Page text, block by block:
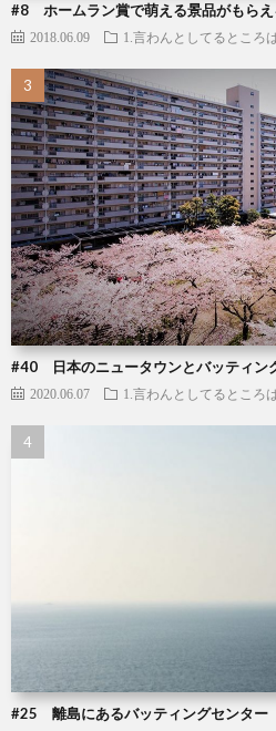
#8 ホームラン賞で萌える景品がもらえ
2018.06.09 1.言わんとしてるところ
#40 日本のニュータウンとバッティン
2020.06.07 1.言わんとしてるところ
#25 離島にあるバッティングセンター